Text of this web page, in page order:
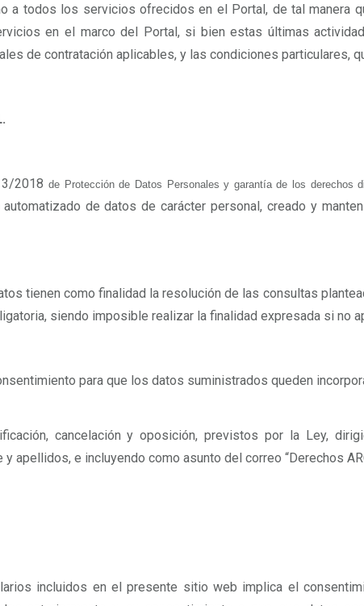
a todos los servicios ofrecidos en el Portal, de tal manera
en el marco del Portal, si bien estas últimas
de contratación aplicables, y las condiciones particulares,
2018 de Protección de Datos Personales y garantía de los derechos
de datos de carácter personal, creado y
tienen como finalidad la resolución de las consultas
siendo imposible realizar la finalidad expresada si no
para que los datos suministrados queden
cancelación y oposición, previstos por la Ley,
apellidos, e incluyendo como asunto del correo “Derechos
incluidos en el presente sitio web implica el